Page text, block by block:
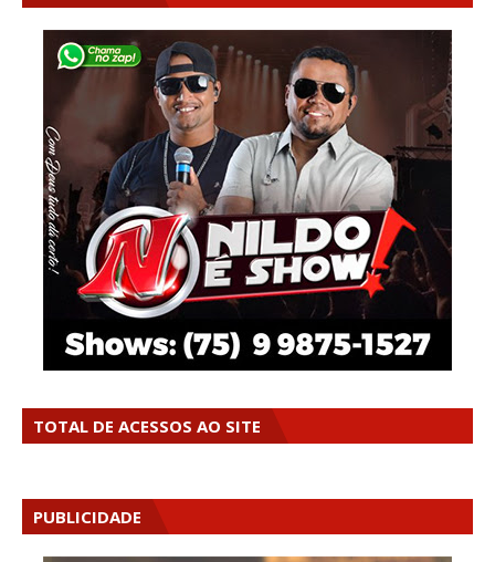
TOTAL DE ACESSOS AO SITE
PUBLICIDADE